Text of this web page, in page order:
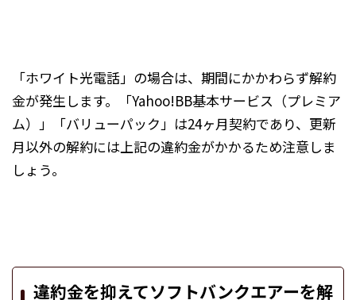
「ホワイト光電話」の場合は、期間にかかわらず解約
金が発生します。「Yahoo!BB基本サービス（プレミア
ム）」「バリューパック」は24ヶ月契約であり、更新
月以外の解約には上記の違約金がかかるため注意しま
しょう。
違約金を抑えてソフトバンクエアーを解